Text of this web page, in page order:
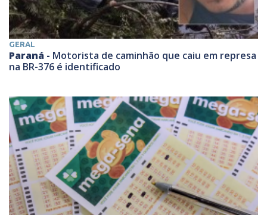
GERAL
Paraná - Motorista de caminhão que caiu em represa
na BR-376 é identificado